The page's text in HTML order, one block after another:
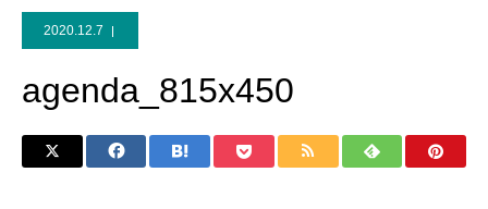
2020.12.7
agenda_815x450